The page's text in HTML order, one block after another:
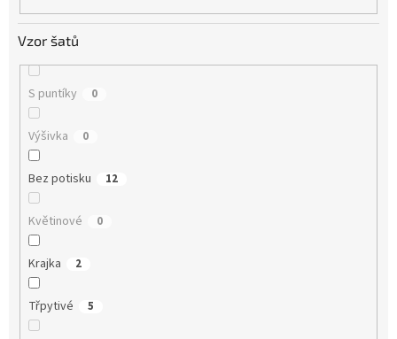
Vzor šatů
S puntíky 0
Výšivka 0
Bez potisku 12
Květinové 0
Krajka 2
Třpytivé 5